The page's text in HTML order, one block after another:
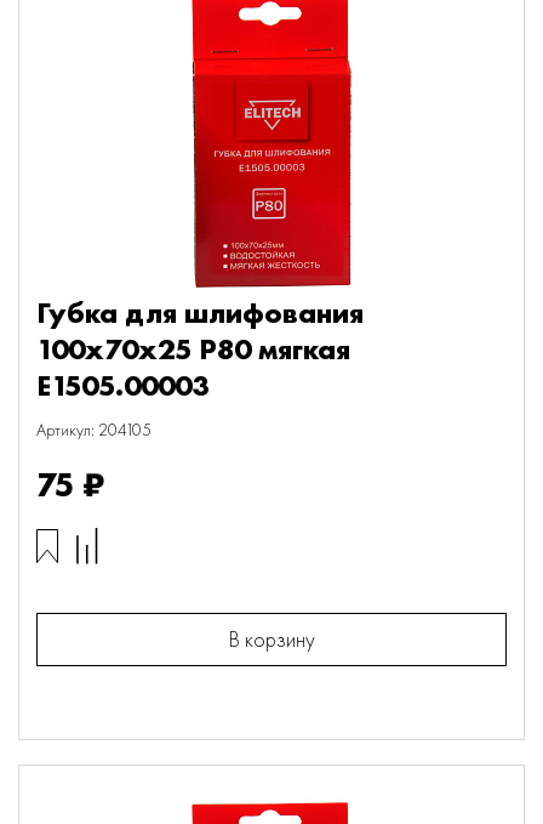
Губка для шлифования
100х70х25 P80 мягкая
E1505.00003
Артикул: 204105
75 ₽
В корзину